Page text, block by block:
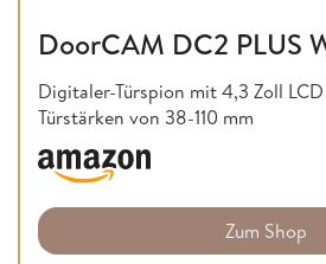
DoorCAM DC2 PLUS
Digitaler-Türspion mit 4,3 Zoll
Türstärken von 38-110 mm
Zum Shop